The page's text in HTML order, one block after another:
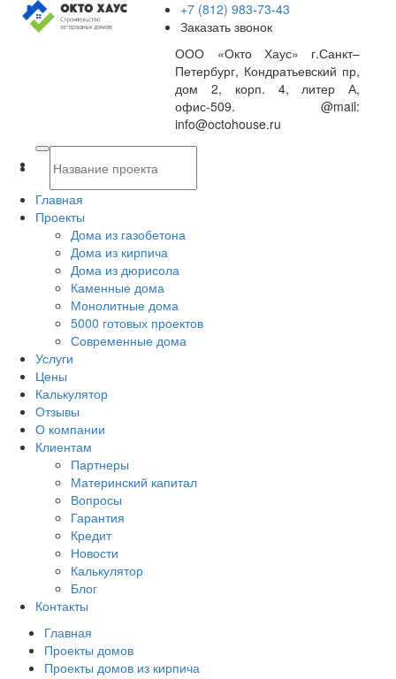
+7 (812) 983-73-43
Заказать звонок
ООО «Окто Хаус» г.Санкт–
Петербург, Кондратьевский пр,
дом 2, корп. 4, литер А,
офис-509. @mail:
info@octohouse.ru
Главная
Проекты
Дома из газобетона
Дома из кирпича
Дома из дюрисола
Каменные дома
Монолитные дома
5000 готовых проектов
Современные дома
Услуги
Цены
Калькулятор
Отзывы
О компании
Клиентам
Партнеры
Материнский капитал
Вопросы
Гарантия
Кредит
Новости
Калькулятор
Блог
Контакты
Главная
Проекты домов
Проекты домов из кирпича